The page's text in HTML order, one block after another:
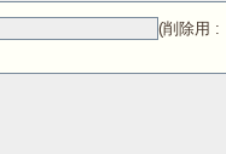
(削除用 :